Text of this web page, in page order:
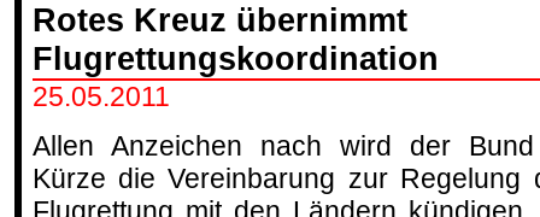
Rotes Kreuz übernimmt
Flugrettungskoordination
25.05.2011
Allen Anzeichen nach wird der
Kürze die Vereinbarung zur Regelung